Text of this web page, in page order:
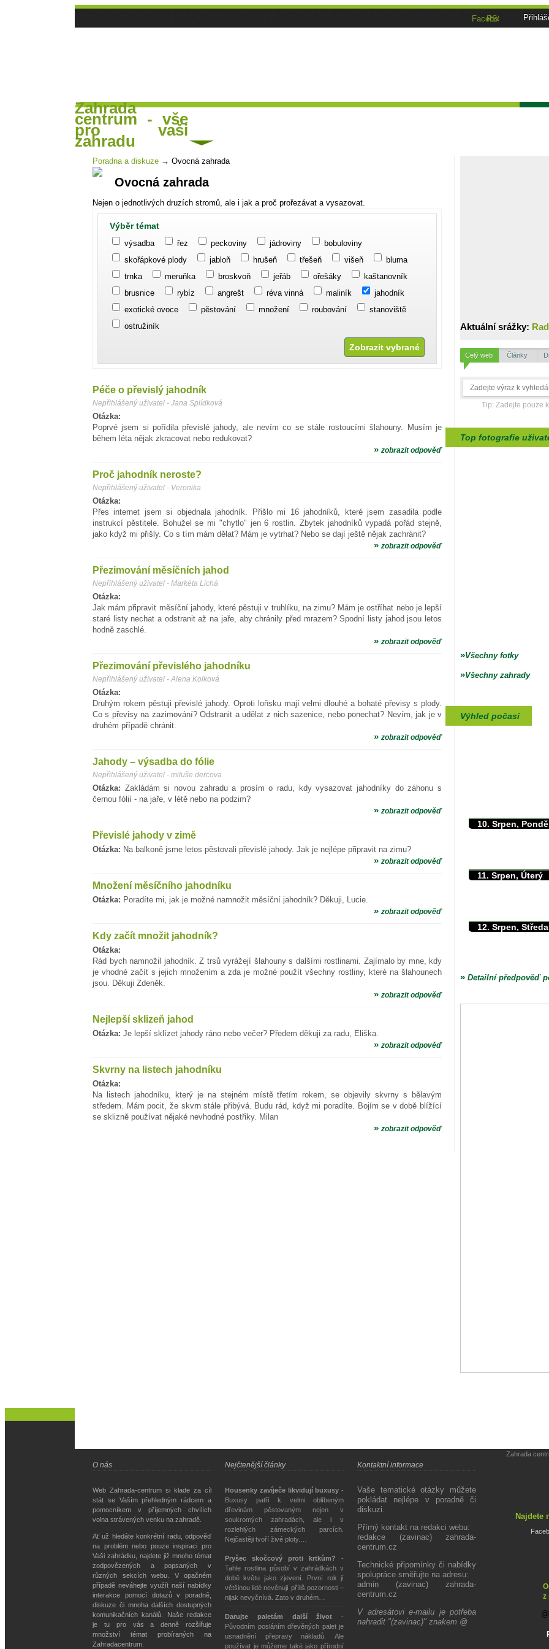
Facebook
RSS
Zahrada
centrum - vše
pro vaši
zahradu
Hlavní strana Poradna a diskuse
Poradna a diskuze → Ovocná zahrada
Ovocná zahrada
Nejen o jednotlivých druzích stromů, ale i jak a proč prořezávat a vysazovat.
Výběr témat
výsadba řez peckoviny jádroviny
bobuloviny
skořápkové plody
jabloň hrušeň třešeň višeň
bluma
trnka
meruňka broskvoň jeřáb ořešáky
kaštanovník
brusnice
rybíz angrešt réva vinná maliník
jahodník
exotické ovoce
pěstování množení roubování
stanoviště
ostružiník
Péče o převislý jahodník
Nepřihlášený uživatel - Jana Splídková
Otázka:
Poprvé jsem si pořídila převislé jahody, ale nevím co se stále rostoucími šlahouny. Musím je
během léta nějak zkracovat nebo redukovat?
» zobrazit odpověď
Proč jahodník neroste?
Nepřihlášený uživatel - Veronika
Otázka:
Přes internet jsem si objednala jahodník. Přišlo mi 16 jahodníků, které jsem zasadila podle
instrukcí pěstitele. Bohužel se mi "chytlo" jen 6 rostlin. Zbytek jahodníků vypadá pořád stejně,
jako když mi přišly. Co s tím mám dělat? Mám je vytrhat? Nebo se dají ještě nějak zachránit?
» zobrazit odpověď
Přezimování měsíčních jahod
Nepřihlášený uživatel - Markéta Lichá
Otázka:
Jak mám připravit měsíční jahody, které pěstuji v truhlíku, na zimu? Mám je ostříhat nebo je lepší
staré listy nechat a odstranit až na jaře, aby chránily před mrazem? Spodní listy jahod jsou letos
hodně zaschlé.
» zobrazit odpověď
Přezimování převislého jahodníku
Nepřihlášený uživatel - Alena Kolková
Otázka:
Druhým rokem pěstuji převislé jahody. Oproti loňsku mají velmi dlouhé a bohaté převisy s plody.
Co s převisy na zazimování? Odstranit a udělat z nich sazenice, nebo ponechat? Nevím, jak je v
druhém případě chránit.
» zobrazit odpověď
Jahody – výsadba do fólie
Nepřihlášený uživatel - miluše dercova
Otázka: Zakládám si novou zahradu a prosím o radu, kdy vysazovat jahodníky do záhonu s
černou fólií - na jaře, v létě nebo na podzim?
» zobrazit odpověď
Převislé jahody v zimě
Otázka: Na balkoně jsme letos pěstovali převislé jahody. Jak je nejlépe připravit na zimu?
» zobrazit odpověď
Množení měsíčního jahodníku
Otázka: Poradíte mi, jak je možné namnožit měsíční jahodník? Děkuji, Lucie.
» zobrazit odpověď
Kdy začít množit jahodník?
Otázka:
Rád bych namnožil jahodník. Z trsů vyrážejí šlahouny s dalšími rostlinami. Zajímalo by mne, kdy
je vhodné začít s jejich množením a zda je možné použít všechny rostliny, které na šlahounech
jsou. Děkuji Zdeněk.
» zobrazit odpověď
Nejlepší sklizeň jahod
Otázka: Je lepší sklízet jahody ráno nebo večer? Předem děkuji za radu, Eliška.
» zobrazit odpověď
Skvrny na listech jahodníku
Otázka:
Na listech jahodníku, který je na stejném místě třetím rokem, se objevily skvrny s bělavým
středem. Mám pocit, že skvrn stále přibývá. Budu rád, když mi poradíte. Bojím se v době blížící
se sklizně používat nějaké nevhodné postřiky. Milan
» zobrazit odpověď
Aktuální srážky:
Celý web Články
Tip: Zadejte pouze
Top fotografie
»Všechny fotky
»Všechny zahrady
Výhled počasí
10. Srpen,
11. Srpen, Úterý
12. Srpen, Středa
» Detailní předpověď
O nás
Web Zahrada-centrum si klade za cíl
stát se Vaším přehledným rádcem a
pomocníkem v příjemných chvílích
volna strávených venku na zahradě.
Ať už hledáte konkrétní radu, odpověď
na problém nebo pouze inspiraci pro
Vaši zahrádku, najdete již mnoho témat
zodpovězených a popsaných v
různých sekcích webu. V opačném
případě neváhejte využít naší nabídky
interakce pomocí dotazů v poradně,
diskuze či mnoha dalších dostupných
komunikačních kanálů. Naše redakce
je tu pro vás a denně rozšiřuje
množství témat probíraných na
Zahradacentrum.
Nejčtenější články
Housenky zavíječe likvidují buxusy -
Buxusy patří k velmi oblíbeným
dřevinám pěstovaným nejen v
soukromých zahradách, ale i v
rozlehlých zámeckých parcích.
Nejčastěji tvoří živé ploty.…
Pryšec skočcový proti krtkům? -
Tahle rostlina působí v zahrádkách v
době květu jako zjevení. První rok jí
většinou lidé nevěnují příliš pozornosti –
nijak nevyčnívá. Zato v druhém…
Darujte paletám další život -
Původním posláním dřevěných palet je
usnadnění přepravy nákladů. Ale
používat je můžeme také jako přírodní
Kontaktní informace
Vaše tematické otázky můžete
pokládat nejlépe v poradně či
diskuzi.
Přímý kontakt na redakci webu:
redakce (zavinac) zahrada-
centrum.cz
Technické připomínky či nabídky
spolupráce směřujte na adresu:
admin (zavinac) zahrada-
centrum.cz
V adresátovi e-mailu je potřeba
nahradit "(zavinac)" znakem @
Zahrada
Najdete
z